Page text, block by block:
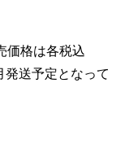
価格は各税込
発送予定となって